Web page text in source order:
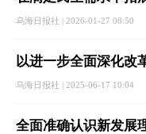
乌海日报社 | 2026-01-27 08:50
以进一步全面深化改
乌海日报社 | 2025-06-17 10:04
全面准确认识新发展